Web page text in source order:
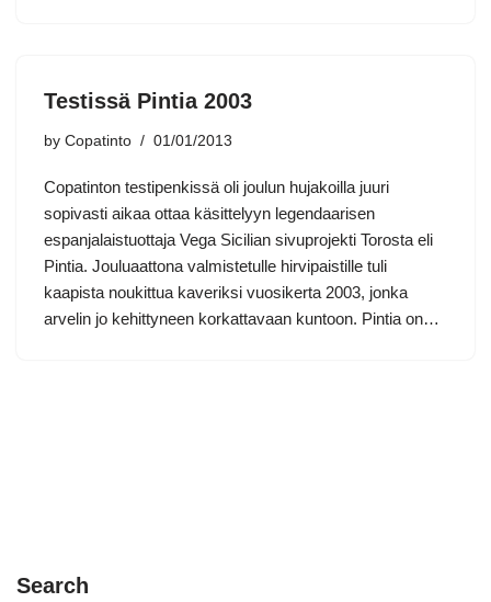
Testissä Pintia 2003
by Copatinto 01/01/2013
Copatinton testipenkissä oli joulun hujakoilla juuri
sopivasti aikaa ottaa käsittelyyn legendaarisen
espanjalaistuottaja Vega Sicilian sivuprojekti Torosta eli
Pintia. Jouluaattona valmistetulle hirvipaistille tuli
kaapista noukittua kaveriksi vuosikerta 2003, jonka
arvelin jo kehittyneen korkattavaan kuntoon. Pintia on…
Search